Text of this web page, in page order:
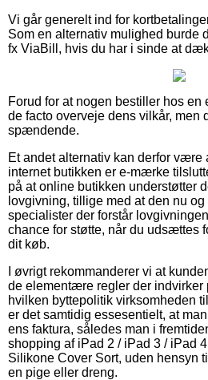
Vi går generelt ind for
Som en alternativ mulighed burde
fx ViaBill, hvis du har i sinde at
Forud for at nogen bestiller hos en
de facto overveje dens vilkår, men
spændende.
Et andet alternativ kan derfor
internet butikken er e-mærke
på at online butikken understøtter
lovgivning, tillige med at den nu
specialister der forstår
chance for støtte, når du udsættes
dit køb.
I øvrigt rekommanderer vi at
de elementære regler der indvirker
hvilken byttepolitik virksomheden
er det samtidig essesentielt, at
ens faktura, således man i
shopping af iPad 2 / iPad 3 / iPad
Silikone Cover Sort, uden hensyn
en pige eller dreng.